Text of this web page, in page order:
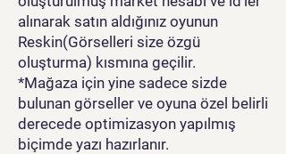
alınarak satın aldığınız oyunun
Reskin(Görselleri size özgü
oluşturma) kısmına geçilir.
*Mağaza için yine sadece sizde
bulunan görseller ve oyuna özel belirli
derecede optimizasyon yapılmış
biçimde yazı hazırlanır.